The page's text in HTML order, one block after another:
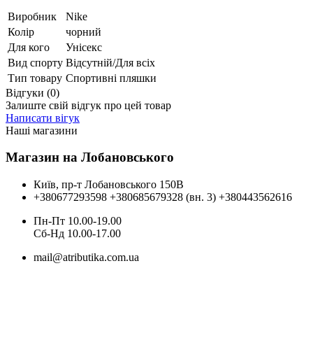
Виробник
Nike
Колір
чорний
Для кого
Унісекс
Вид спорту Відсутній/Для всіх
Тип товару Спортивні пляшки
Відгуки (0)
Залиште свій відгук про цей товар
Написати вігук
Наші магазини
Магазин на Лобановського
Київ, пр-т Лобановського 150В
+380677293598 +380685679328 (вн. 3) +380443562616
Пн-Пт 10.00-19.00
Cб-Нд 10.00-17.00
mail@atributika.com.ua